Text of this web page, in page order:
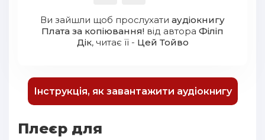
Ви зайшли щоб прослухати аудіокнигу
Плата за копіювання! від автора Філіп
Дік, читає її - Цей Тойво
Інструкція, як завантажити аудіокнигу
Плеєр для